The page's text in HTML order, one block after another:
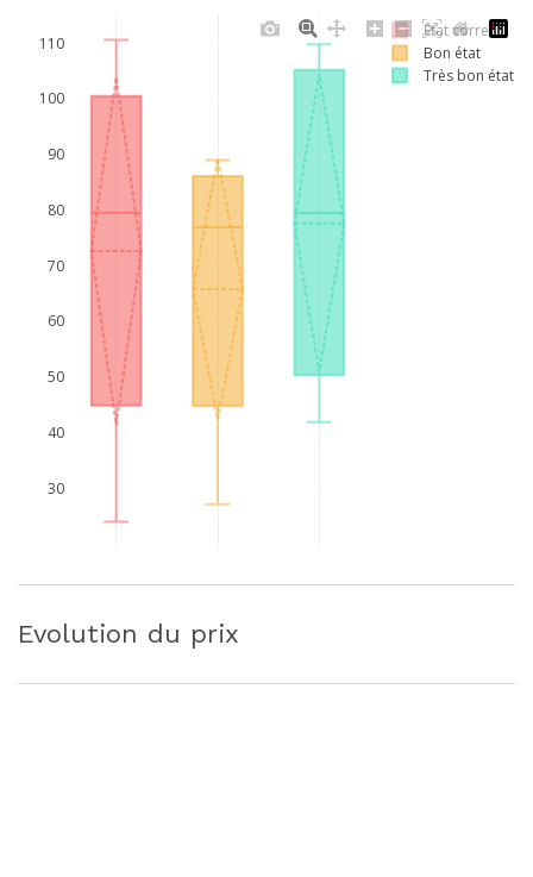
30
40
50
60
70
80
90
100
110
Etat correct
Bon état
Très bon état
Evolution du prix